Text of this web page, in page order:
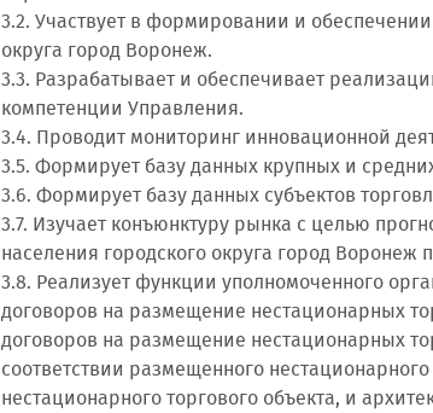
3.2. Участвует в формировании и
округа город Воронеж.
3.3. Разрабатывает и обеспечивает
компетенции Управления.
3.4. Проводит мониторинг инновационной
3.5. Формирует базу данных крупных и
3.6. Формирует базу данных субъектов
3.7. Изучает конъюнктуру рынка с целью
населения городского округа город Воронеж
3.8. Реализует функции уполномоченного
договоров на размещение нестационарных
договоров на размещение нестационарных
соответствии размещенного
нестационарного торгового объекта, и